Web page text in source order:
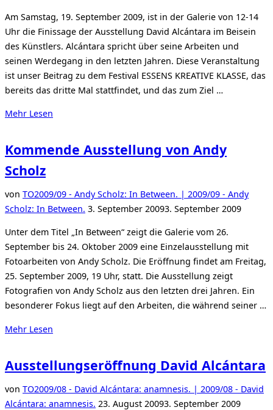
Am Samstag, 19. September 2009, ist in der Galerie von 12-14
Uhr die Finissage der Ausstellung David Alcántara im Beisein
des Künstlers. Alcántara spricht über seine Arbeiten und
seinen Werdegang in den letzten Jahren. Diese Veranstaltung
ist unser Beitrag zu dem Festival ESSENS KREATIVE KLASSE, das
bereits das dritte Mal stattfindet, und das zum Ziel …
Mehr über
Alcántara“
Lesen
Kommende Ausstellung von Andy
Scholz
von TO2009/09 - Andy Scholz: In Between. | 2009/09 - Andy
Scholz: In Between. Veröffentlicht
3. September 20093. September 2009
Unter dem Titel „In Between“ zeigt die Galerie vom 26.
September bis 24. Oktober 2009 eine Einzelausstellung mit
Fotoarbeiten von Andy Scholz. Die Eröffnung findet am Freitag,
25. September 2009, 19 Uhr, statt. Die Ausstellung zeigt
Fotografien von Andy Scholz aus den letzten drei Jahren. Ein
besonderer Fokus liegt auf den Arbeiten, die während seiner …
Mehr über
von
Andy
Scholz“
Lesen
Ausstellungseröffnung David Alcántara
von TO2009/08 - David Alcántara: anamnesis. | 2009/08 - David
Alcántara: anamnesis. Veröffentlicht
23. August 20093. September 2009